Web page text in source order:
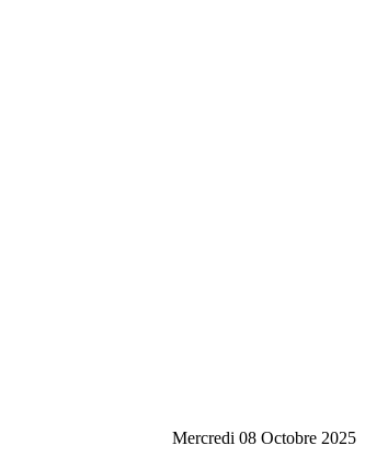
Mercredi 08 Octobre 2025